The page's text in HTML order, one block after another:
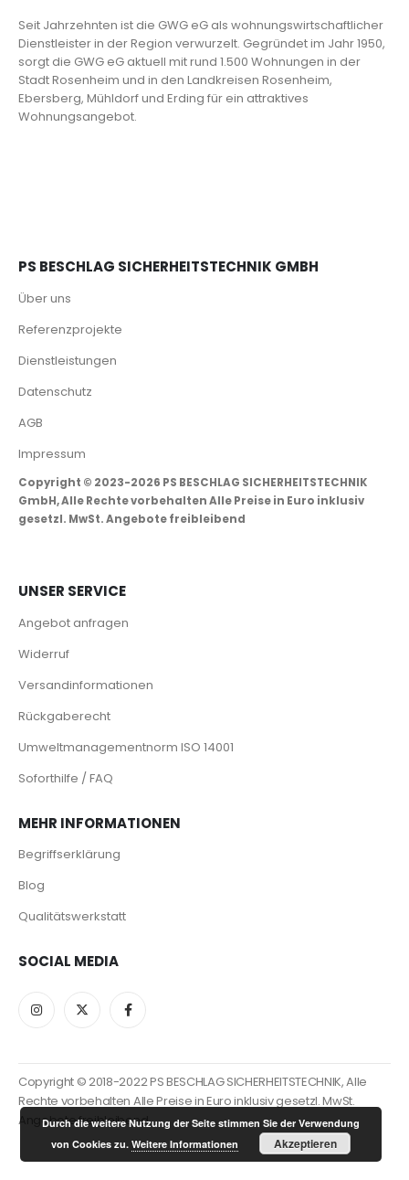
Seit Jahrzehnten ist die GWG eG als wohnungswirtschaftlicher
Dienstleister in der Region verwurzelt. Gegründet im Jahr 1950,
sorgt die GWG eG aktuell mit rund 1.500 Wohnungen in der
Stadt Rosenheim und in den Landkreisen Rosenheim,
Ebersberg, Mühldorf und Erding für ein attraktives
Wohnungsangebot.
PS BESCHLAG SICHERHEITSTECHNIK GMBH
Über uns
Referenzprojekte
Dienstleistungen
Datenschutz
AGB
Impressum
Copyright © 2023-2026 PS BESCHLAG SICHERHEITSTECHNIK
GmbH, Alle Rechte vorbehalten Alle Preise in Euro inklusiv
gesetzl. MwSt. Angebote freibleibend
UNSER SERVICE
Angebot anfragen
Widerruf
Versandinformationen
Rückgaberecht
Umweltmanagementnorm ISO 14001
Soforthilfe / FAQ
MEHR INFORMATIONEN
Begriffserklärung
Blog
Qualitätswerkstatt
SOCIAL MEDIA
Copyright © 2018-2022 PS BESCHLAG SICHERHEITSTECHNIK, Alle
Rechte vorbehalten Alle Preise in Euro inklusiv gesetzl. MwSt.
Angebote freibleibend
Durch die weitere Nutzung der Seite stimmen Sie der Verwendung
von Cookies zu.Weitere Informationen Akzeptieren